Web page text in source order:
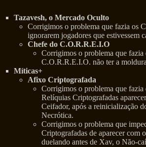
Tazavesh, o Mercado Oculto
Corrigimos o problema que fazia os
ignorarem jogadores que estivessem
Chefe do C.O.R.R.E.I.O
Corrigimos o problema que fazia
C.O.R.R.E.I.O. não ter a
Míticas+
Afixo Criptografada
Corrigimos o problema que fazia
Relíquias Criptografadas
Ceifador, após a reinicialização
Necrótica.
Corrigimos o problema que
Criptografadas de aparecer com
duelando antes de Xav, o Não-